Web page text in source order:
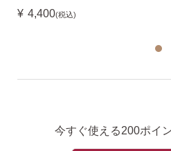
¥ 4,400(税込)
今すぐ使える200ポイ